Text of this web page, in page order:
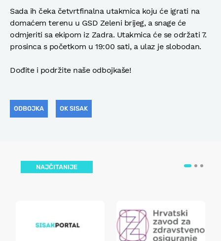
Sada ih čeka četvrtfinalna utakmica koju će igrati na
domaćem terenu u GSD Zeleni brijeg, a snage će
odmjeriti sa ekipom iz Zadra. Utakmica će se održati 7.
prosinca s početkom u 19:00 sati, a ulaz je slobodan.
Dođite i podržite naše odbojkaše!
ODBOJKA OK SISAK
NAJČITANIJE